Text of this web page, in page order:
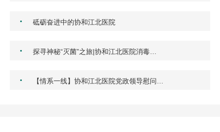
· 砥砺奋进中的协和江北医院
· 探寻神秘“灭菌”之旅|协和江北医院消毒…
· 【情系一线】协和江北医院党政领导慰问…